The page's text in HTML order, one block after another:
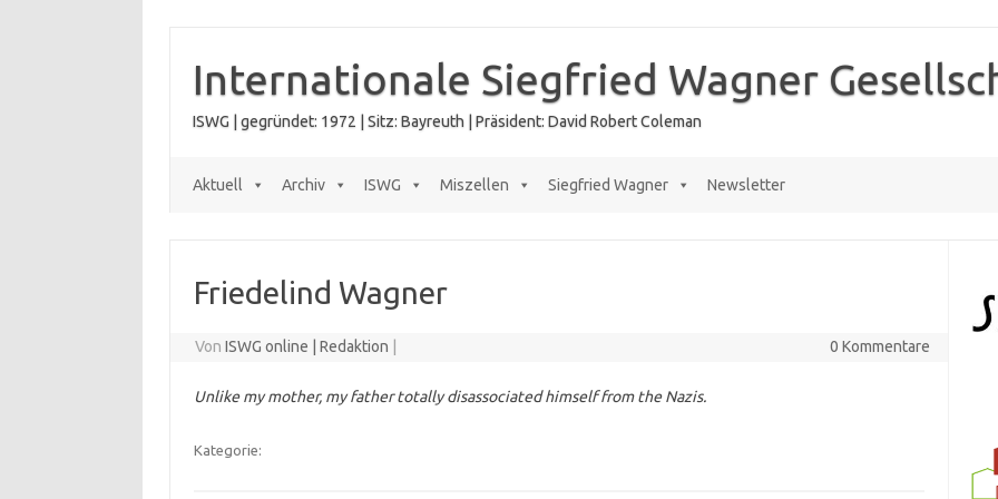
springen
Internationale Siegfried Wagner
ISWG | gegründet: 1972 | Sitz: Bayreuth | Präsident: David Robert Coleman
Aktuell Archiv ISWG Miszellen Siegfried Wagner Newsletter
Friedelind Wagner
VonISWG online | Redaktion 0 Kommentare
Unlike my mother, my father totally disassociated himself from the Nazis.
Kategorie: